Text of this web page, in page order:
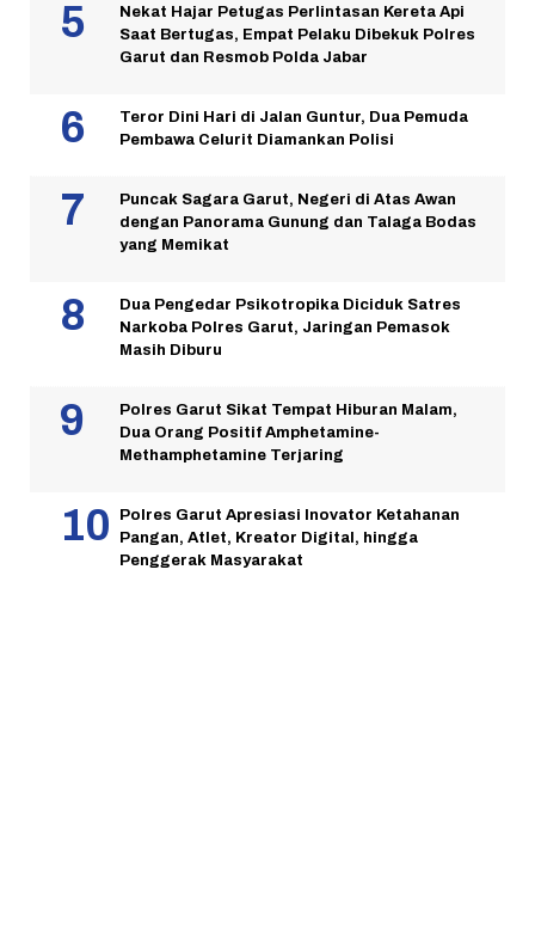
Nekat Hajar Petugas Perlintasan Kereta Api
Saat Bertugas, Empat Pelaku Dibekuk Polres
Garut dan Resmob Polda Jabar
Teror Dini Hari di Jalan Guntur, Dua Pemuda
Pembawa Celurit Diamankan Polisi
Puncak Sagara Garut, Negeri di Atas Awan
dengan Panorama Gunung dan Talaga Bodas
yang Memikat
Dua Pengedar Psikotropika Diciduk Satres
Narkoba Polres Garut, Jaringan Pemasok
Masih Diburu
Polres Garut Sikat Tempat Hiburan Malam,
Dua Orang Positif Amphetamine-
Methamphetamine Terjaring
Polres Garut Apresiasi Inovator Ketahanan
Pangan, Atlet, Kreator Digital, hingga
Penggerak Masyarakat